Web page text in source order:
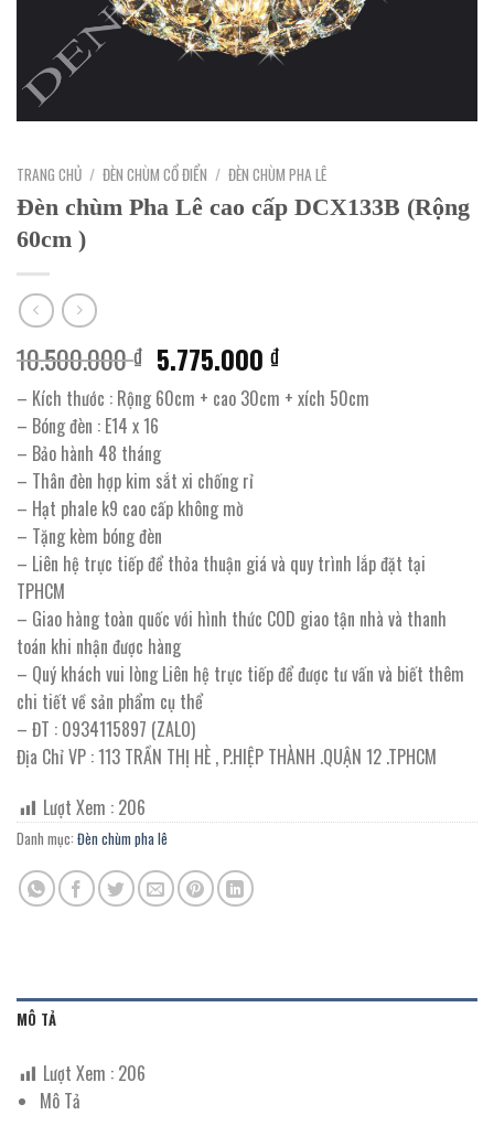
TRANG CHỦ / ĐÈN CHÙM CỔ ĐIỂN / ĐÈN CHÙM PHA LÊ
Đèn chùm Pha Lê cao cấp DCX133B (Rộng
60cm )
10.500.000₫ Giá
gốc
là:
10.500.000 ₫.
5.775.000₫Giá
hiện
tại
– Kích thước : Rộng 60cm + cao 30cm + xích 50cm
– Bóng đèn : E14 x 16
– Bảo hành 48 tháng
– Thân đèn hợp kim sắt xi chống rỉ
– Hạt phale k9 cao cấp không mờ
– Tặng kèm bóng đèn
– Liên hệ trực tiếp để thỏa thuận giá và quy trình lắp đặt tại
TPHCM
– Giao hàng toàn quốc với hình thức COD giao tận nhà và thanh
toán khi nhận được hàng
– Quý khách vui lòng Liên hệ trực tiếp để được tư vấn và biết thêm
chi tiết về sản phẩm cụ thể
– ĐT : 0934115897 (ZALO)
Địa Chỉ VP : 113 TRẦN THỊ HÈ , P.HIỆP THÀNH .QUẬN 12 .TPHCM
Lượt Xem : 206
Danh mục: Đèn chùm pha lê
MÔ TẢ
Lượt Xem : 206
Mô Tả